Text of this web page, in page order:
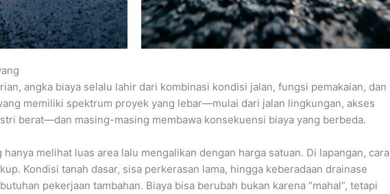
angka biaya selalu lahir dari kombinasi kondisi jalan, fungsi pemakaian, dan
memiliki spektrum proyek yang lebar—mulai dari jalan lingkungan, akses
berat—dan masing-masing membawa konsekuensi biaya yang berbeda.
melihat luas area lalu mengalikan dengan harga satuan. Di lapangan, cara
Kondisi tanah dasar, sisa perkerasan lama, hingga keberadaan drainase
pekerjaan tambahan. Biaya bisa berubah bukan karena “mahal”, tetapi